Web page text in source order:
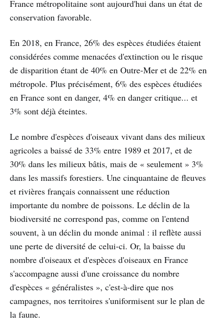
France métropolitaine sont aujourd'hui dans un état de
conservation favorable.
En 2018, en France, 26% des espèces étudiées étaient
considérées comme menacées d'extinction ou le risque
de disparition étant de 40% en Outre-Mer et de 22% en
métropole. Plus précisément, 6% des espèces étudiées
en France sont en danger, 4% en danger critique... et
3% sont déjà éteintes.
Le nombre d'espèces d'oiseaux vivant dans des milieux
agricoles a baissé de 33% entre 1989 et 2017, et de
30% dans les milieux bâtis, mais de « seulement » 3%
dans les massifs forestiers. Une cinquantaine de fleuves
et rivières français connaissent une réduction
importante du nombre de poissons. Le déclin de la
biodiversité ne correspond pas, comme on l'entend
souvent, à un déclin du monde animal : il reflète aussi
une perte de diversité de celui-ci. Or, la baisse du
nombre d'oiseaux et d'espèces d'oiseaux en France
s'accompagne aussi d'une croissance du nombre
d'espèces « généralistes », c'est-à-dire que nos
campagnes, nos territoires s'uniformisent sur le plan de
la faune.